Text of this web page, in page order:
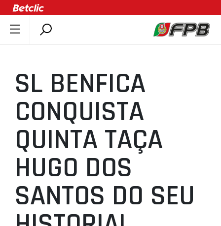
ÚLTIMAS
COMPETIÇÕES
ASSOCIAÇÕES
CLUBES
AGENTES
AGENDA
SELEÇÕES
MINIBASQUETE
ÁREA TÉCNICA
SL BENFICA
CONQUISTA
QUINTA TAÇA
HUGO DOS
SANTOS DO SEU